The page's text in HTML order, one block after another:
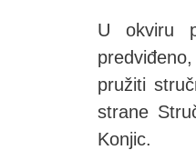
U okviru
pružiti
strane
Konjic.